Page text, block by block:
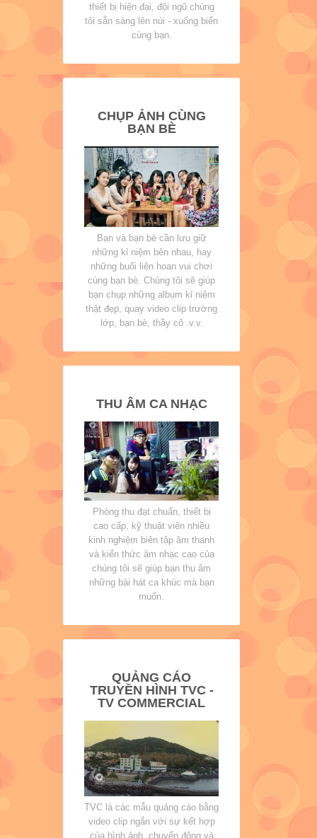
thiết bị hiện đại, đội ngũ chúng
tôi sẵn sàng lên núi - xuống biển
cùng bạn.
CHỤP ẢNH CÙNG
BẠN BÈ
Bạn và bạn bè cần lưu giữ
những kỉ niệm bên nhau, hay
những buổi liên hoan vui chơi
cùng bạn bè. Chúng tôi sẽ giúp
bạn chụp những album kỉ niệm
thật đẹp, quay video clip trường
lớp, bạn bè, thầy cô .v.v.
THU ÂM CA NHẠC
Phòng thu đạt chuẩn, thiết bị
cao cấp, kỹ thuật viên nhiều
kinh nghiệm biên tập âm thanh
và kiến thức âm nhạc cao của
chúng tôi sẽ giúp bạn thu âm
những bài hát ca khúc mà bạn
muốn.
QUẢNG CÁO
TRUYỀN HÌNH TVC -
TV COMMERCIAL
TVC là các mẫu quảng cáo bằng
video clip ngắn với sự kết hợp
của hình ảnh, chuyển động và